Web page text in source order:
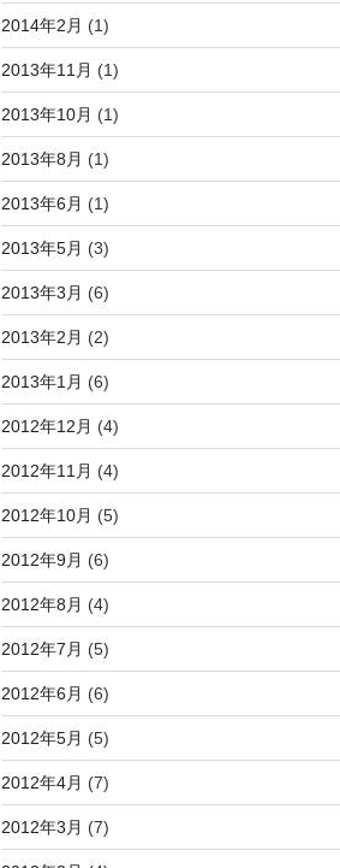
2014年2月 (1)
2013年11月 (1)
2013年10月 (1)
2013年8月 (1)
2013年6月 (1)
2013年5月 (3)
2013年3月 (6)
2013年2月 (2)
2013年1月 (6)
2012年12月 (4)
2012年11月 (4)
2012年10月 (5)
2012年9月 (6)
2012年8月 (4)
2012年7月 (5)
2012年6月 (6)
2012年5月 (5)
2012年4月 (7)
2012年3月 (7)